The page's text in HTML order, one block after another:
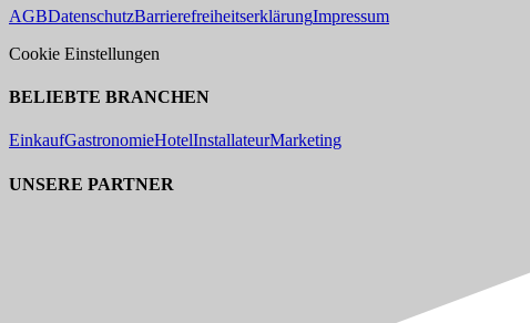
AGBDatenschutzBarrierefreiheitserklärungImpressum
Cookie Einstellungen
BELIEBTE BRANCHEN
EinkaufGastronomieHotelInstallateurMarketing
UNSERE PARTNER